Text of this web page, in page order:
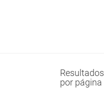
Resultados
por página